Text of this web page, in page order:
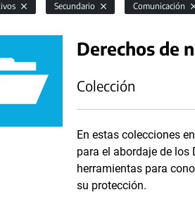
Secundario Comunicación
Derechos de
Colección
En estas colecciones
para el abordaje de los
herramientas para
su protección.